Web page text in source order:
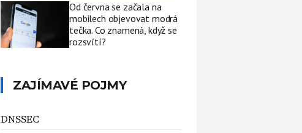
Od června se začala na
mobilech objevovat modrá
tečka. Co znamená, když se
rozsvítí?
ZAJÍMAVÉ POJMY
DNSSEC